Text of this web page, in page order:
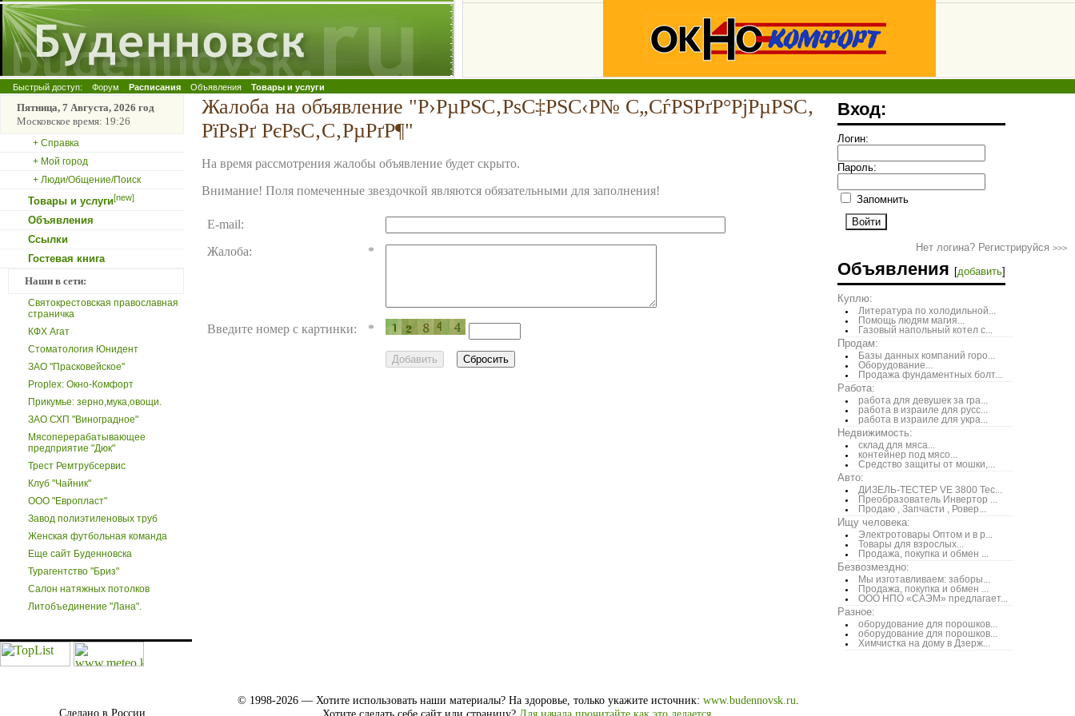
Быстрый доступ: Форум Расписания Объявления Товары и услуги
Пятница, 7 Августа, 2026 год
Московское время: 19:26
+ Справка
+ Мой город
+ Люди/Общение/Поиск
Товары и услуги[new]
Объявления
Ссылки
Гостевая книга
Наши в сети:
Святокрестовская православная
страничка
КФХ Агат
Стоматология Юнидент
ЗАО "Прасковейское"
Proplex: Окно-Комфорт
Прикумье: зерно,мука,овощи.
ЗАО СХП "Виноградное"
Мясоперерабатывающее
предприятие "Дюк"
Трест Ремтрубсервис
Клуб "Чайник"
ООО "Европласт"
Завод полиэтиленовых труб
Женская футбольная команда
Еще сайт Буденновска
Турагентство "Бриз"
Салон натяжных потолков
Литобъединение "Лана".
Жалоба на объявление "Р›РµРЅС‚РѕС‡РЅС‹Р№ С„СѓРЅРґР°РјРµРЅС‚
РїРѕРґ РєРѕС‚С‚РµРґР¶"
На время рассмотрения жалобы объявление будет скрыто.
Внимание! Поля помеченные звездочкой являются обязательными для заполнения!
E-mail:
Жалоба:
*
Введите номер с картинки: *
Вход:
Логин:
Пароль:
Запомнить
Нет логина? Регистрируйся >>>
Объявления [добавить]
Куплю:
Литература по холодильной...
Помощь людям магия...
Газовый напольный котел с...
Продам:
Базы данных компаний горо...
Оборудование...
Продажа фундаментных болт...
Работа:
работа для девушек за гра...
работа в израиле для русс...
работа в израиле для укра...
Недвижимость:
склад для мяса...
контейнер под мясо...
Средство защиты от мошки,...
Авто:
ДИЗЕЛЬ-ТЕСТЕР VE 3800 Тес...
Преобразователь Инвертор ...
Продаю , Запчасти , Ровер...
Ищу человека:
Электротовары Оптом и в р...
Товары для взрослых...
Продажа, покупка и обмен ...
Безвозмездно:
Мы изготавливаем: заборы...
Продажа, покупка и обмен ...
ООО НПО «САЭМ» предлагает...
Разное:
оборудование для порошков...
оборудование для порошков...
Химчистка на дому в Дзерж...
Сделано в России.
© 1998-2026 — Хотите использовать наши материалы? На здоровье, только укажите источник: www.budennovsk.ru